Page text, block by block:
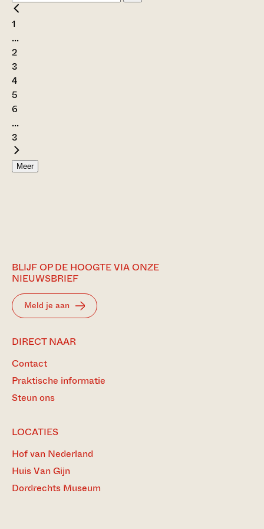
1
...
2
3
4
5
6
...
3
Meer
BLIJF OP DE HOOGTE VIA ONZE
NIEUWSBRIEF
Meld je aan
DIRECT NAAR
Contact
Praktische informatie
Steun ons
LOCATIES
Hof van Nederland
Huis Van Gijn
Dordrechts Museum